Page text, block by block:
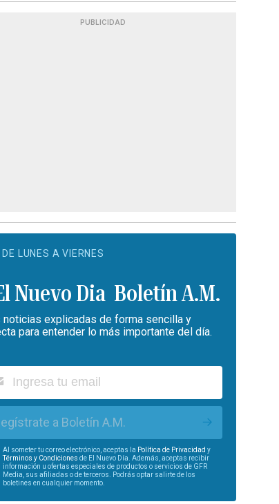
PUBLICIDAD
DE LUNES A VIERNES
Boletín A.M.
noticias explicadas de forma sencilla y
para entender lo más importante del día.
a Boletín A.M.
Al someter tu correo electrónico, aceptas la Política de Privacidad y
Términos y Condiciones de El Nuevo Día. Además, aceptas recibir
información u ofertas especiales de productos o servicios de GFR
Media, sus afiliadas o de terceros. Podrás optar salirte de los
boletines en cualquier momento.